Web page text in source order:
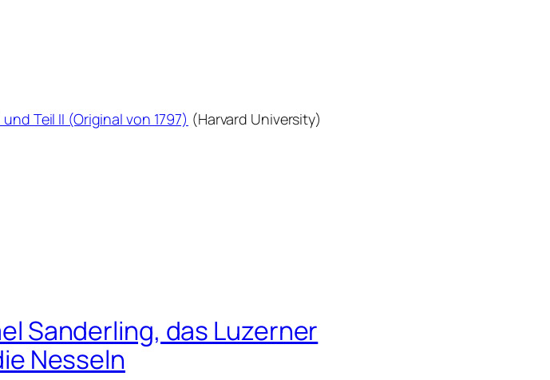
Teil II (Original von 1797) (Harvard University)
Sanderling, das Luzerner
Nesseln